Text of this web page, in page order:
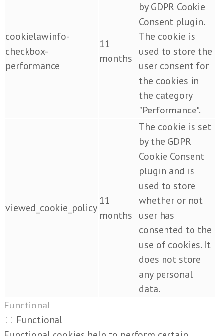
cookielawinfo-
checkbox-
performance
11
months
by GDPR Cookie
Consent plugin.
The cookie is
used to store the
user consent for
the cookies in
the category
"Performance".
viewed_cookie_policy
11
months
The cookie is set
by the GDPR
Cookie Consent
plugin and is
used to store
whether or not
user has
consented to the
use of cookies. It
does not store
any personal
data.
Functional
Functional